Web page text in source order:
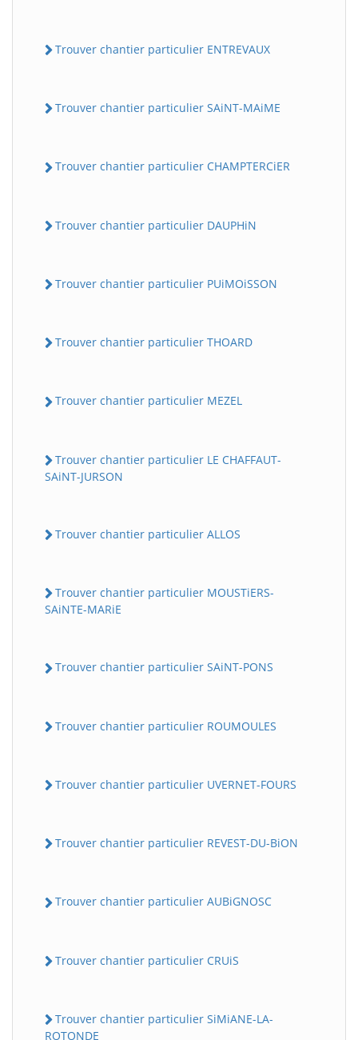
Trouver chantier particulier ENTREVAUX
Trouver chantier particulier SAiNT-MAiME
Trouver chantier particulier CHAMPTERCiER
Trouver chantier particulier DAUPHiN
Trouver chantier particulier PUiMOiSSON
Trouver chantier particulier THOARD
Trouver chantier particulier MEZEL
Trouver chantier particulier LE CHAFFAUT-
SAiNT-JURSON
Trouver chantier particulier ALLOS
Trouver chantier particulier MOUSTiERS-
SAiNTE-MARiE
Trouver chantier particulier SAiNT-PONS
Trouver chantier particulier ROUMOULES
Trouver chantier particulier UVERNET-FOURS
Trouver chantier particulier REVEST-DU-BiON
Trouver chantier particulier AUBiGNOSC
Trouver chantier particulier CRUiS
Trouver chantier particulier SiMiANE-LA-
ROTONDE